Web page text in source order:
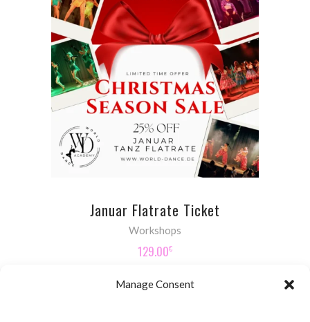
Manage Consent
ADD TO CART
Januar Flatrate Ticket
Workshops
129.00€